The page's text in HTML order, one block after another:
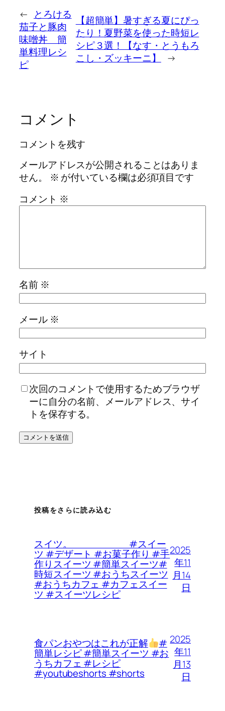
←
とろける
茄子と豚肉
味噌丼 簡
単料理レシ
ピ
【超簡単】暑すぎる夏にぴっ
たり！夏野菜を使った時短レ
シピ３選！【なす・とうもろ
こし・ズッキーニ】
→
コメント
コメントを残す
メールアドレスが公開されることはありま
せん。
※ が付いている欄は必須項目です
コメント ※
名前 ※
メール ※
サイト
次回のコメントで使用するためブラウザ
ーに自分の名前、メールアドレス、サイ
トを保存する。
投稿をさらに読み込む
スイツ。 #スイー
ツ #デザート #お菓子作り #手
作りスイーツ #簡単スイーツ#
時短スイーツ #おうちスイーツ
#おうちカフェ #カフェスイー
ツ #スイーツレシピ
2025
年11
月14
日
食パンおやつはこれが正解 #
簡単レシピ #簡単スイーツ #お
うちカフェ #レシピ
#youtubeshorts #shorts
2025
年11
月13
日